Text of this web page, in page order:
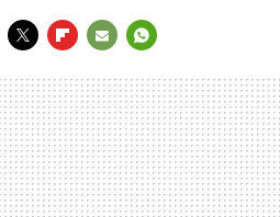
MAIL